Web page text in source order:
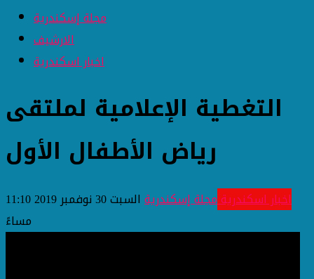
مجلة إسكندرية
الارشيف
اخبار اسكندرية
التغطية الإعلامية لملتقى
رياض الأطفال الأول
اخبار اسكندريةمجلة إسكندرية
السبت 30 نوفمبر 2019 11:10
مساءً